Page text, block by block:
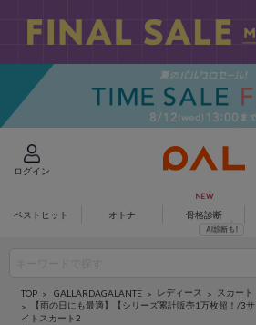
ログイン
ベストヒット オトナ 骨格診断
TOP GALLARDAGALANTE レディース スカート
【雨の日にも最適】【シリーズ累計販売1万枚超！/3
イトスカート2